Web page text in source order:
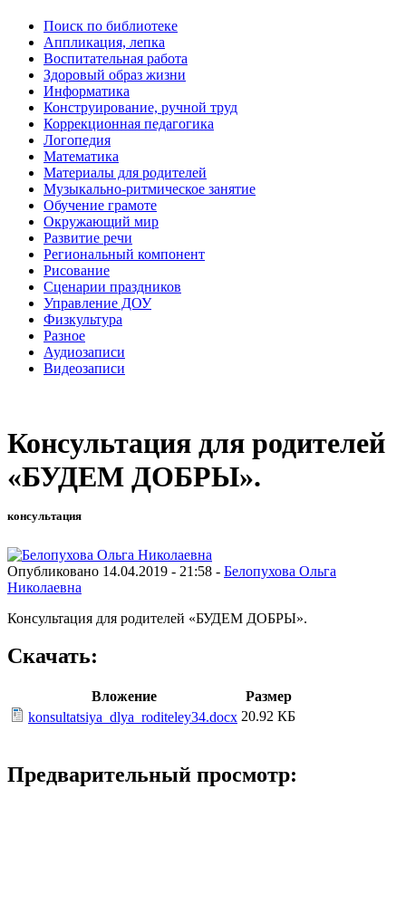
Поиск по библиотеке
Аппликация, лепка
Воспитательная работа
Здоровый образ жизни
Информатика
Конструирование, ручной труд
Коррекционная педагогика
Логопедия
Математика
Материалы для родителей
Музыкально-ритмическое занятие
Обучение грамоте
Окружающий мир
Развитие речи
Региональный компонент
Рисование
Сценарии праздников
Управление ДОУ
Физкультура
Разное
Аудиозаписи
Видеозаписи
Консультация для родителей
«БУДЕМ ДОБРЫ».
консультация
Опубликовано 14.04.2019 - 21:58 - Белопухова Ольга
Николаевна
Консультация для родителей «БУДЕМ ДОБРЫ».
Скачать:
Вложение
Размер
konsultatsiya_dlya_roditeley34.docx 20.92 КБ
Предварительный просмотр: